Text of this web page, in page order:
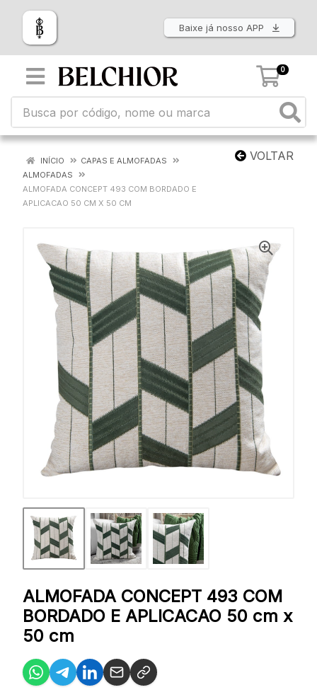
Baixe já nosso APP
0
VOLTAR
INÍCIO
CAPAS E ALMOFADAS
ALMOFADAS
ALMOFADA CONCEPT 493 COM BORDADO E
APLICACAO 50 CM X 50 CM
ALMOFADA CONCEPT 493 COM
BORDADO E APLICACAO 50 cm x
50 cm